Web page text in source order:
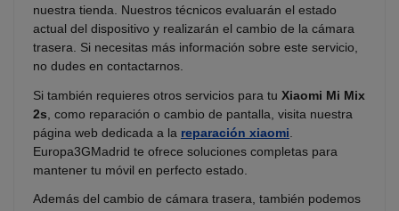
nuestra tienda. Nuestros técnicos evaluarán el estado
actual del dispositivo y realizarán el cambio de la cámara
trasera. Si necesitas más información sobre este servicio,
no dudes en contactarnos.
Si también requieres otros servicios para tu Xiaomi Mi Mix
2s , como reparación o cambio de pantalla, visita nuestra
página web dedicada a la reparación xiaomi
Europa3GMadrid te ofrece soluciones completas para
mantener tu móvil en perfecto estado.
Además del cambio de cámara trasera, también podemos